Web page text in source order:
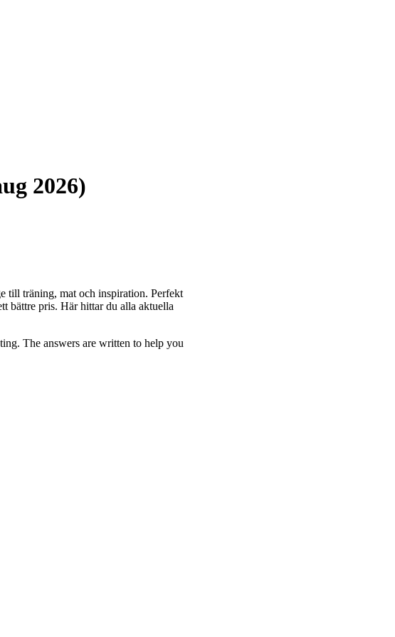
2026)
till träning, mat och inspiration. Perfekt
bättre pris. Här hittar du alla aktuella
The answers are written to help you